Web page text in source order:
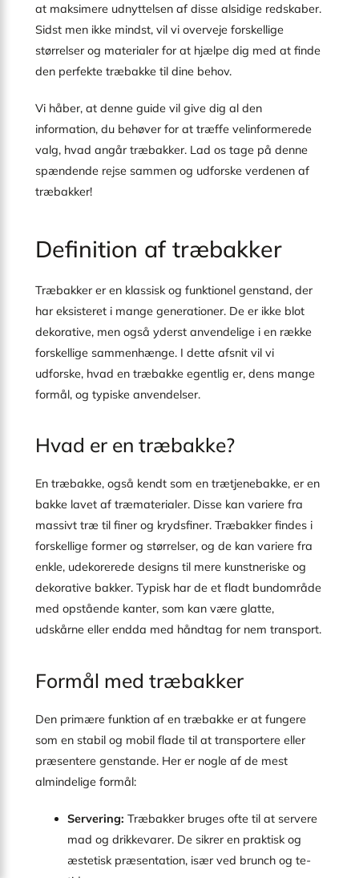
at maksimere udnyttelsen af disse alsidige redskaber.
Sidst men ikke mindst, vil vi overveje forskellige
størrelser og materialer for at hjælpe dig med at finde
den perfekte træbakke til dine behov.
Vi håber, at denne guide vil give dig al den
information, du behøver for at træffe velinformerede
valg, hvad angår træbakker. Lad os tage på denne
spændende rejse sammen og udforske verdenen af
træbakker!
Definition af træbakker
Træbakker er en klassisk og funktionel genstand, der
har eksisteret i mange generationer. De er ikke blot
dekorative, men også yderst anvendelige i en række
forskellige sammenhænge. I dette afsnit vil vi
udforske, hvad en træbakke egentlig er, dens mange
formål, og typiske anvendelser.
Hvad er en træbakke?
En træbakke, også kendt som en trætjenebakke, er en
bakke lavet af træmaterialer. Disse kan variere fra
massivt træ til finer og krydsfiner. Træbakker findes i
forskellige former og størrelser, og de kan variere fra
enkle, udekorerede designs til mere kunstneriske og
dekorative bakker. Typisk har de et fladt bundområde
med opstående kanter, som kan være glatte,
udskårne eller endda med håndtag for nem transport.
Formål med træbakker
Den primære funktion af en træbakke er at fungere
som en stabil og mobil flade til at transportere eller
præsentere genstande. Her er nogle af de mest
almindelige formål:
Servering: Træbakker bruges ofte til at servere
mad og drikkevarer. De sikrer en praktisk og
æstetisk præsentation, især ved brunch og te-